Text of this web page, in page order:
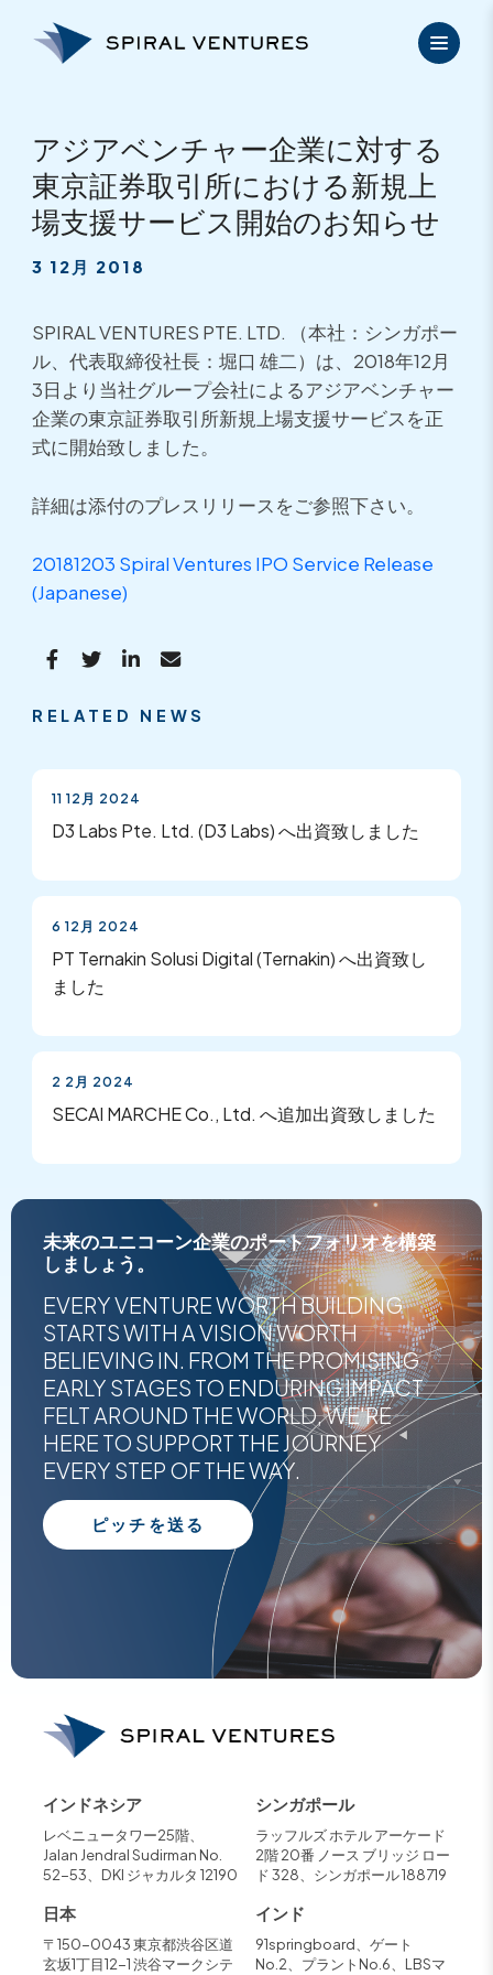
アジアベンチャー企業に対する
東京証券取引所における新規上
場支援サービス開始のお知らせ
3 12月 2018
SPIRAL VENTURES PTE. LTD. （本社：シンガポー
ル、代表取締役社長：堀口 雄二）は、2018年12月
3日より当社グループ会社によるアジアベンチャー
企業の東京証券取引所新規上場支援サービスを正
式に開始致しました。
詳細は添付のプレスリリースをご参照下さい。
20181203 Spiral Ventures IPO Service Release
(Japanese)
RELATED NEWS
11 12月 2024
D3 Labs Pte. Ltd. (D3 Labs) へ出資致しました
6 12月 2024
PT Ternakin Solusi Digital (Ternakin) へ出資致し
ました
2 2月 2024
SECAI MARCHE Co., Ltd. へ追加出資致しました
未来のユニコーン企業のポートフォリオを構築
しましょう。
EVERY VENTURE WORTH BUILDING
STARTS WITH A VISION WORTH
BELIEVING IN. FROM THE PROMISING
EARLY STAGES TO ENDURING IMPACT
FELT AROUND THE WORLD, WE'RE
HERE TO SUPPORT THE JOURNEY
EVERY STEP OF THE WAY.
ピッチを送る
インドネシア
レベニュータワー25階、
Jalan Jendral Sudirman No.
52-53、DKI ジャカルタ 12190
シンガポール
ラッフルズ ホテル アーケード
2階 20番 ノース ブリッジ ロー
ド 328、シンガポール 188719
日本
〒150-0043 東京都渋谷区道
玄坂1丁目12-1 渋谷マークシテ
インド
91springboard、ゲート
No.2、プラントNo.6、LBSマ